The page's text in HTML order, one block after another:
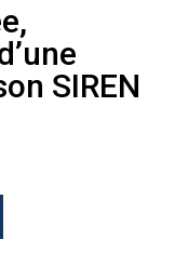
SIREN